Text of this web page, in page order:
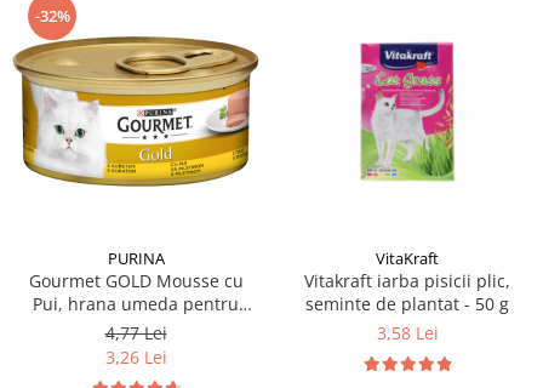
-32%
PURINA
Gourmet GOLD Mousse cu
Pui, hrana umeda pentru
pisici, 85g
4,77 Lei
3,26 Lei
VitaKraft
Vitakraft iarba pisicii plic,
seminte de plantat - 50 g
3,58 Lei